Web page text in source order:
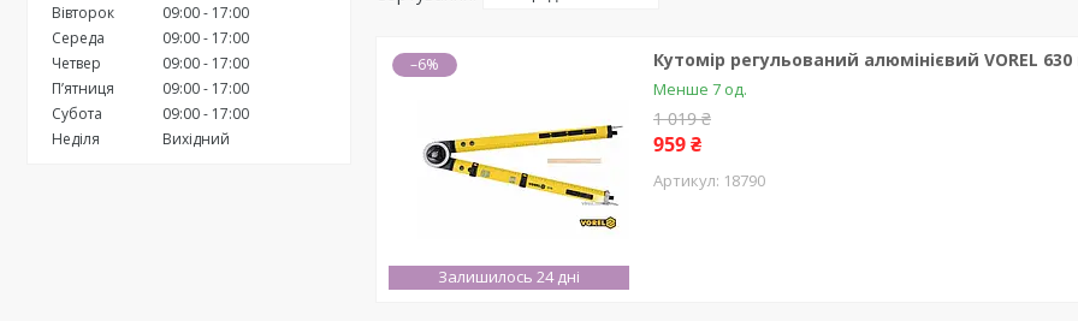
Вівторок
09:00
17:00
Середа
09:00
17:00
Четвер
09:00
17:00
Пʼятниця
09:00
17:00
Субота
09:00
17:00
Неділя
Вихідний
–6%
Залишилось 24 дні
Кутомір регульований алюмінієвий VOREL
Менше 7 од.
1 019 ₴
959 ₴
18790